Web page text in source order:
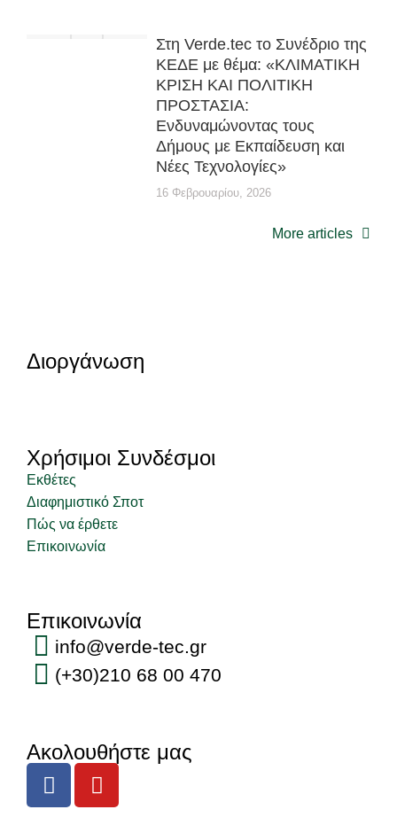
Στη Verde.tec το Συνέδριο της
ΚΕΔΕ με θέμα: «ΚΛΙΜΑΤΙΚΗ
ΚΡΙΣΗ ΚΑΙ ΠΟΛΙΤΙΚΗ
ΠΡΟΣΤΑΣΙΑ:
Ενδυναμώνοντας τους
Δήμους με Εκπαίδευση και
Νέες Τεχνολογίες»
16 Φεβρουαρίου, 2026
More articles
Διοργάνωση
Χρήσιμοι Συνδέσμοι
Εκθέτες
Διαφημιστικό Σποτ
Πώς να έρθετε
Επικοινωνία
Επικοινωνία
info@verde-tec.gr
(+30)210 68 00 470
Ακολουθήστε μας